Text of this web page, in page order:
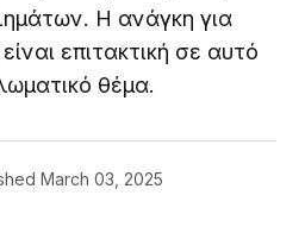
Η ανάγκη για
επιτακτική σε αυτό
θέμα.
March 03, 2025